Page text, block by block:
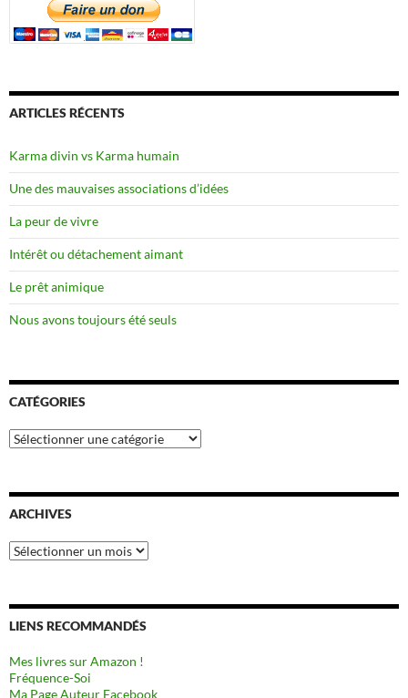
ARTICLES RÉCENTS
Karma divin vs Karma humain
Une des mauvaises associations d’idées
La peur de vivre
Intérêt ou détachement aimant
Le prêt animique
Nous avons toujours été seuls
CATÉGORIES
Catégories
ARCHIVES
Archives
LIENS RECOMMANDÉS
Mes livres sur Amazon !
Fréquence-Soi
Ma Page Auteur Facebook